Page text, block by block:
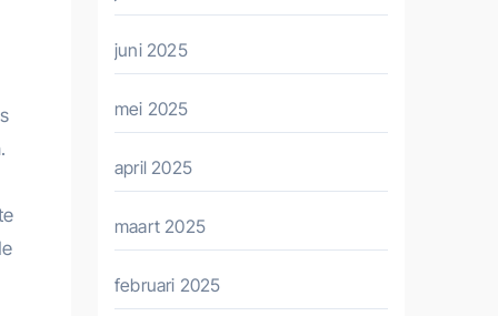
juni 2025
mei 2025
april 2025
maart 2025
februari 2025